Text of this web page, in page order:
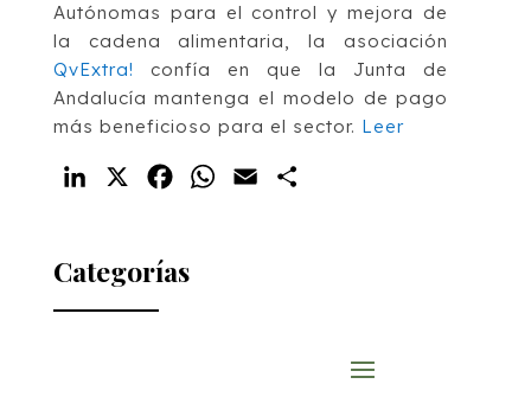
Autónomas para el control y mejora de
la cadena alimentaria, la asociación
QvExtra! confía en que la Junta de
Andalucía mantenga el modelo de pago
más beneficioso para el sector. Leer
LinkedIn FacebookWhatsApp
Email
Categorías